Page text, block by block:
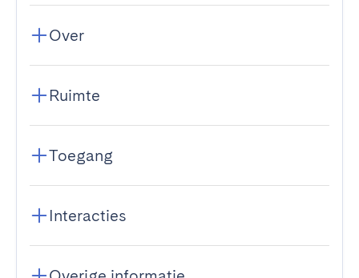
Over
Ruimte
Toegang
Interacties